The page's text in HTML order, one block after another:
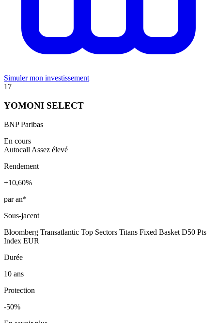
Simuler mon investissement
17
YOMONI SELECT
BNP Paribas
En cours
Autocall Assez élevé
Rendement
+10,60%
par an*
Sous-jacent
Bloomberg Transatlantic Top Sectors Titans Fixed Basket D50 Pts
Index EUR
Durée
10 ans
Protection
-50%